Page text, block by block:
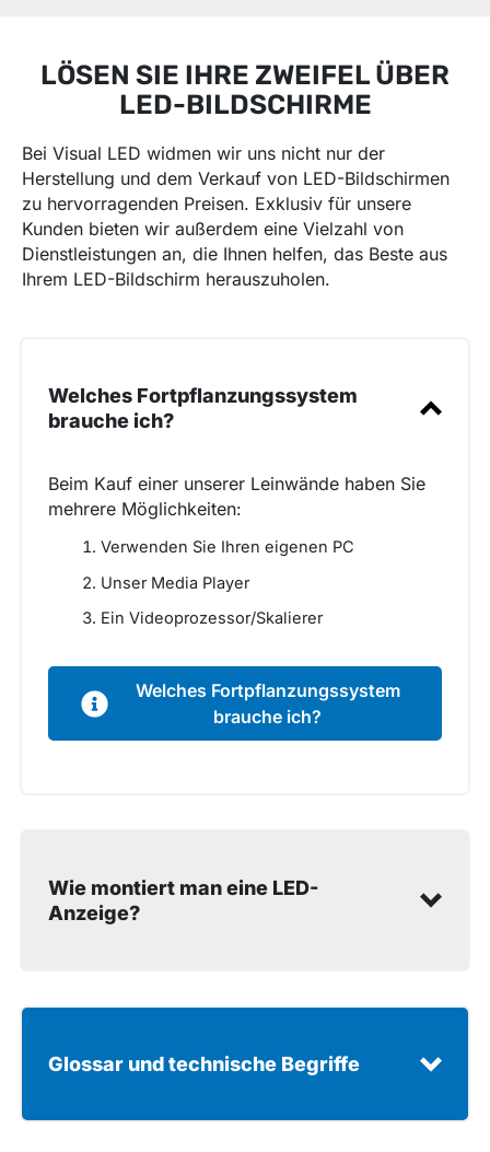
LÖSEN SIE IHRE ZWEIFEL ÜBER
LED-BILDSCHIRME
Bei Visual LED widmen wir uns nicht nur der
Herstellung und dem Verkauf von LED-Bildschirmen
zu hervorragenden Preisen. Exklusiv für unsere
Kunden bieten wir außerdem eine Vielzahl von
Dienstleistungen an, die Ihnen helfen, das Beste aus
Ihrem LED-Bildschirm herauszuholen.
Welches Fortpflanzungssystem
brauche ich?
Beim Kauf einer unserer Leinwände haben Sie
mehrere Möglichkeiten:
Verwenden Sie Ihren eigenen PC
Unser Media Player
Ein Videoprozessor/Skalierer
Welches Fortpflanzungssystem
brauche ich?
Wie montiert man eine LED-
Anzeige?
Sie können einen unserer LED-Bildschirme
Glossar und technische Begriffe